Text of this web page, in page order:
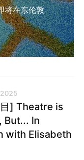
将在东伦敦
] Theatre is
But... In
with Elisabeth